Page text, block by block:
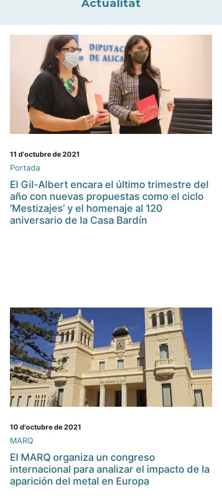
Actualitat
11 d'octubre de 2021
Portada
El Gil-Albert encara el último trimestre del
año con nuevas propuestas como el ciclo
‘Mestizajes’ y el homenaje al 120
aniversario de la Casa Bardín
10 d'octubre de 2021
MARQ
El MARQ organiza un congreso
internacional para analizar el impacto de la
aparición del metal en Europa